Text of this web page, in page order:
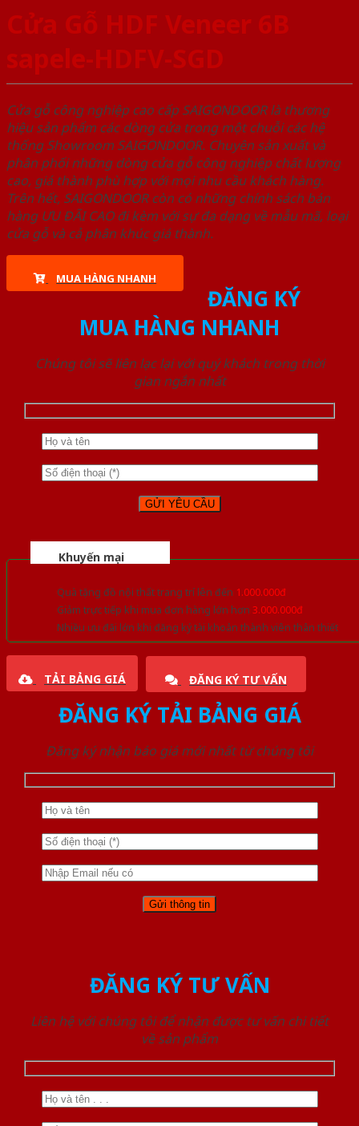
Cửa Gỗ HDF Veneer 6B
sapele-HDFV-SGD
Cửa gỗ công nghiệp cao cấp SAIGONDOOR là thương
hiệu sản phẩm các dòng cửa trong một chuỗi các hệ
thống Showroom SAIGONDOOR. Chuyên sản xuất và
phân phối những dòng cửa gỗ công nghiệp chất lượng
cao, giá thành phù hợp với mọi nhu cầu khách hàng.
Trên hết, SAIGONDOOR còn có những chính sách bán
hàng ƯU ĐÃI CAO đi kèm với sự đa dạng về mẫu mã, loại
cửa gỗ và cả phân khúc giá thành.
MUA HÀNG NHANH
ĐĂNG KÝ
MUA HÀNG NHANH
Chúng tôi sẽ liên lạc lại với quý khách trong thời
gian ngắn nhất
Khuyến mại
Quà tặng đồ nội thất trang trí lên đến 1.000.000đ
Giảm trực tiếp khi mua đơn hàng lớn hơn 3.000.000đ
Nhiều ưu đãi lớn khi đăng ký tài khoản thành viên thân thiết
TẢI BẢNG GIÁ ĐĂNG KÝ TƯ VẤN
ĐĂNG KÝ TẢI BẢNG GIÁ
Đăng ký nhận báo giá mới nhất từ chúng tôi
ĐĂNG KÝ TƯ VẤN
Liên hệ với chúng tôi để nhận được tư vấn chi tiết
về sản phẩm